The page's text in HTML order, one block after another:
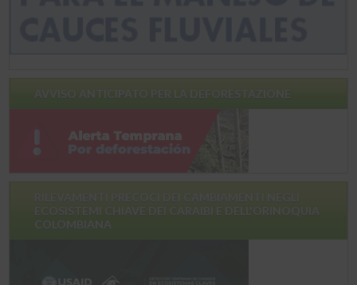
AVVISO ANTICIPATO PER LA DEFORESTAZIONE
ECOSISTEMI CHIAVE DEI CARAIBI E DELL'ORINOQUIA
COLOMBIANA